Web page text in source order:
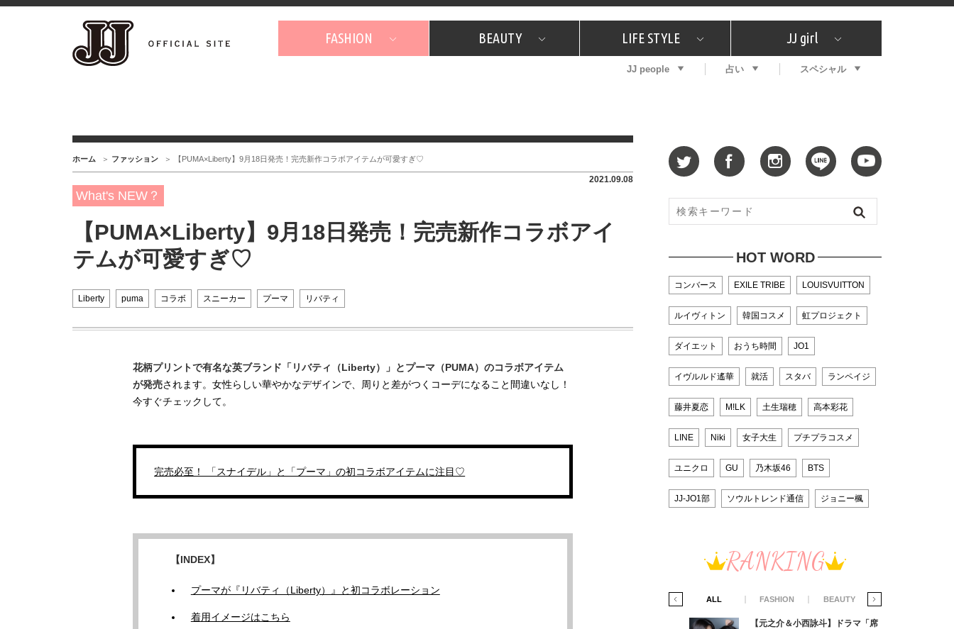
FASHION
JJスタッフの"それどこの"？ プチプラ プレゼント
BEAUTY
コスメ全部試してみた What's NEW？ 特集
LIFE STYLE
JJグルメガイド エンタメ プレゼント
恋愛
JJ girl
特集 おしゃラン！
JJ people 占い スペシャル
ホーム ファッション 【PUMA×Liberty】9月18日発売！完売新作コラボアイテムが可愛すぎ♡
2021.09.08
What's NEW？
【PUMA×Liberty】9月18日発売！完売新作コラボアイ
テムが可愛すぎ♡
Liberty puma コラボ スニーカー プーマ リバティ
花柄プリントで有名な英ブランド「リバティ（Liberty）」とプーマ（PUMA）のコラボアイテム
が発売されます。女性らしい華やかなデザインで、周りと差がつくコーデになること間違いなし！
今すぐチェックして。
完売必至！ 「スナイデル」と「プーマ」の初コラボアイテムに注目♡
【INDEX】
プーマが『リバティ（Liberty）』と初コラボレーション
着用イメージはこちら
HOT WORD
コンバース EXILE TRIBE LOUISVUITTON
ルイヴィトン 韓国コスメ 虹プロジェクト
ダイエット おうち時間 JO1
イヴルルド遙華 就活 スタバ ランペイジ
藤井夏恋 M!LK 土生瑞穂 高本彩花
LINE Niki 女子大生 プチプラコスメ
ユニクロ GU 乃木坂46 BTS
JJ-JO1部 ソウルトレンド通信 ジョニー楓
RANKING
ALL FASHION BEAUTY
【元之介＆小西詠斗】ドラマ「席